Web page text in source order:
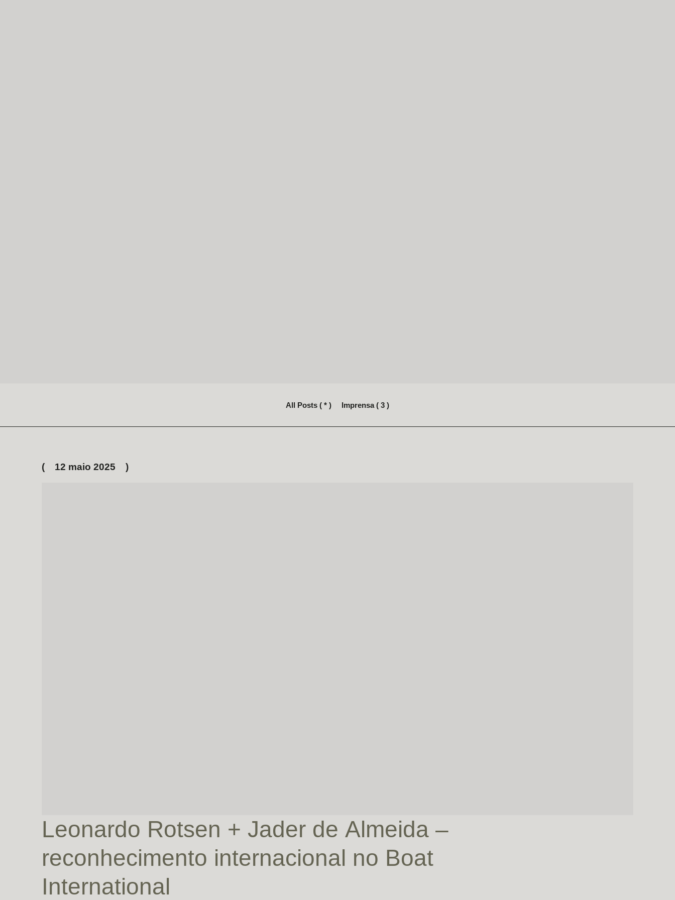
All Posts ( * ) Imprensa ( 3 )
12 maio 2025
Leonardo Rotsen + Jader de Almeida –
reconhecimento internacional no Boat
International